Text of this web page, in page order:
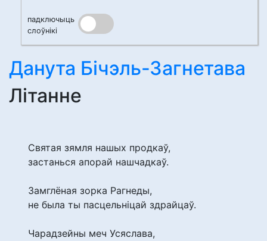
падключыць
слоўнікі
Данута Бічэль-Загнетава
Літанне
Святая зямля нашых продкаў,
застанься апорай нашчадкаў.
Замглёная зорка Рагнеды,
не была ты пасцельніцай здрайцаў.
Чарадзейны меч Усяслава,